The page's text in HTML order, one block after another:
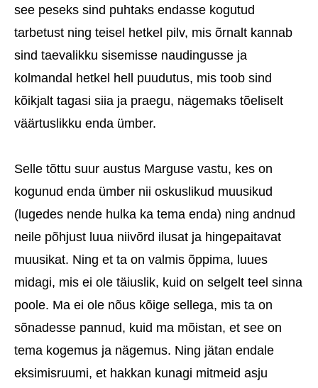
see peseks sind puhtaks endasse kogutud
tarbetust ning teisel hetkel pilv, mis õrnalt kannab
sind taevalikku sisemisse naudingusse ja
kolmandal hetkel hell puudutus, mis toob sind
kõikjalt tagasi siia ja praegu, nägemaks tõeliselt
väärtuslikku enda ümber.
Selle tõttu suur austus Marguse vastu, kes on
kogunud enda ümber nii oskuslikud muusikud
(lugedes nende hulka ka tema enda) ning andnud
neile põhjust luua niivõrd ilusat ja hingepaitavat
muusikat. Ning et ta on valmis õppima, luues
midagi, mis ei ole täiuslik, kuid on selgelt teel sinna
poole. Ma ei ole nõus kõige sellega, mis ta on
sõnadesse pannud, kuid ma mõistan, et see on
tema kogemus ja nägemus. Ning jätan endale
eksimisruumi, et hakkan kunagi mitmeid asju